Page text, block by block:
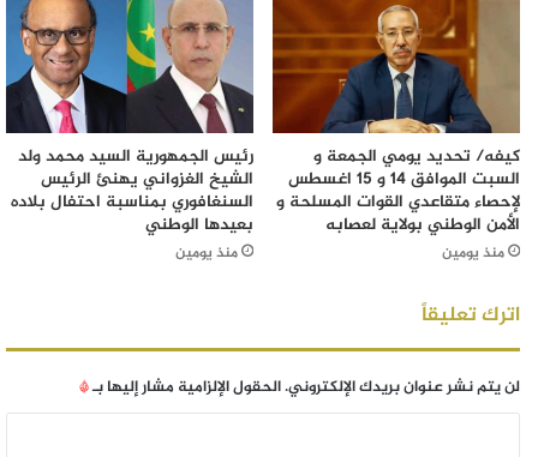
كيفه/ تحديد يومي الجمعة و
السبت الموافق 14 و 15 اغسطس
لإحصاء متقاعدي القوات المسلحة و
الأمن الوطني بولاية لعصابه
منذ يومين
رئيس الجمهورية السيد محمد ولد
الشيخ الغزواني يهنئ الرئيس
السنغافوري بمناسبة احتفال بلاده
بعيدها الوطني
منذ يومين
اترك تعليقاً
لن يتم نشر عنوان بريدك الإلكتروني.الحقول الإلزامية مشار إليها بـ*